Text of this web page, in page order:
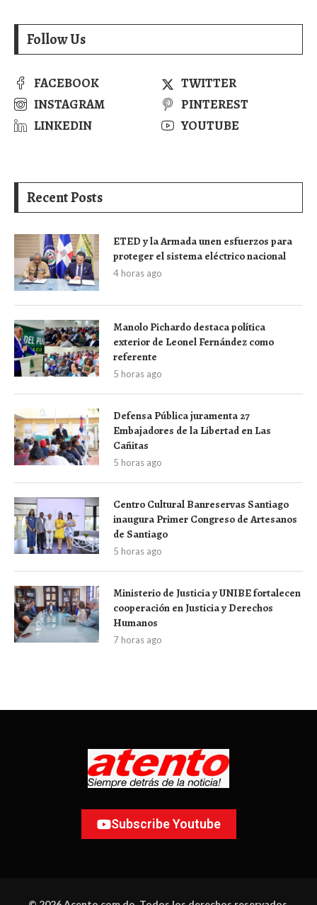
Follow Us
FACEBOOK
TWITTER
INSTAGRAM
PINTEREST
LINKEDIN
YOUTUBE
Recent Posts
ETED y la Armada unen esfuerzos para
proteger el sistema eléctrico nacional
4 horas ago
Manolo Pichardo destaca política
exterior de Leonel Fernández como
referente
5 horas ago
Defensa Pública juramenta 27
Embajadores de la Libertad en Las
Cañitas
5 horas ago
Centro Cultural Banreservas Santiago
inaugura Primer Congreso de Artesanos
de Santiago
5 horas ago
Ministerio de Justicia y UNIBE fortalecen
cooperación en Justicia y Derechos
Humanos
7 horas ago
Subscribe Youtube